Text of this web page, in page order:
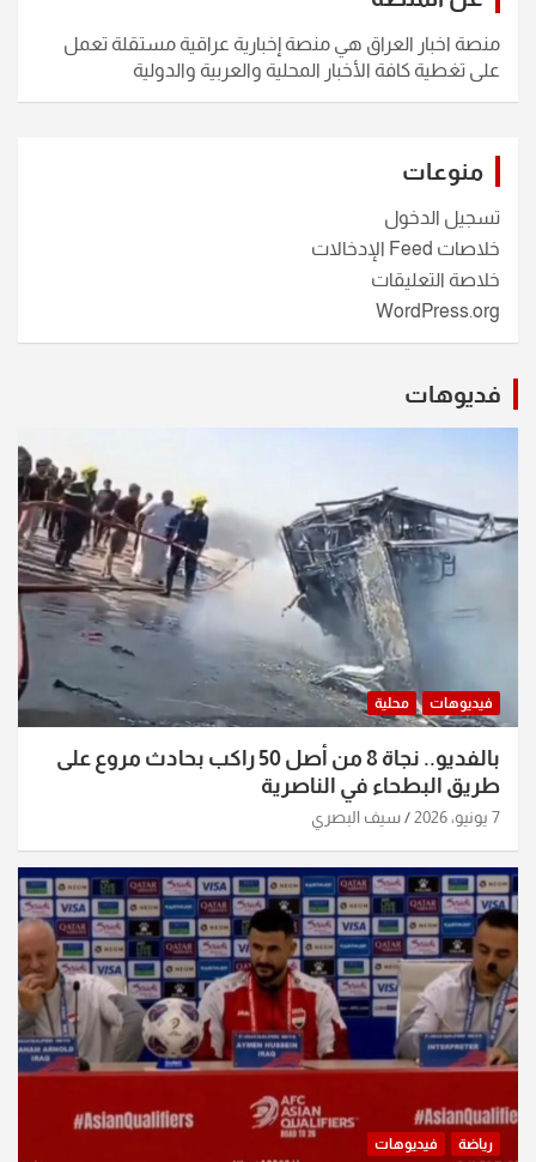
منصة اخبار العراق هي منصة إخبارية عراقية مستقلة تعمل
على تغطية كافة الأخبار المحلية والعربية والدولية
منوعات
تسجيل الدخول
خلاصات Feed الإدخالات
خلاصة التعليقات
WordPress.org
فديوهات
فيديوهات محلية
بالفديو.. نجاة 8 من أصل 50 راكب بحادث مروع على
طريق البطحاء في الناصرية
7 يونيو، 2026 سيف البصري
رياضة فيديوهات